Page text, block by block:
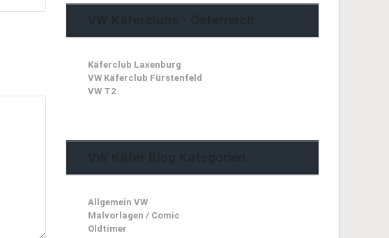
Käferclub Laxenburg
VW Käferclub Fürstenfeld
VW T2
Allgemein VW
Malvorlagen / Comic
Oldtimer